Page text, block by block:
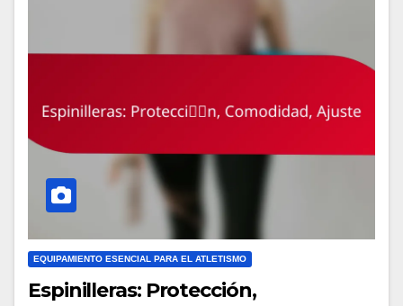
EQUIPAMIENTO ESENCIAL PARA EL ATLETISMO
Espinilleras: Protección,